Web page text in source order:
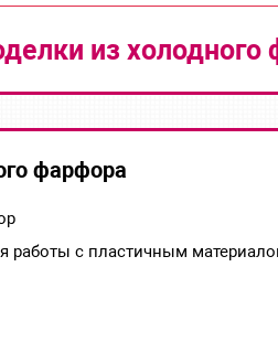
из
фарфора
работы с пластичным